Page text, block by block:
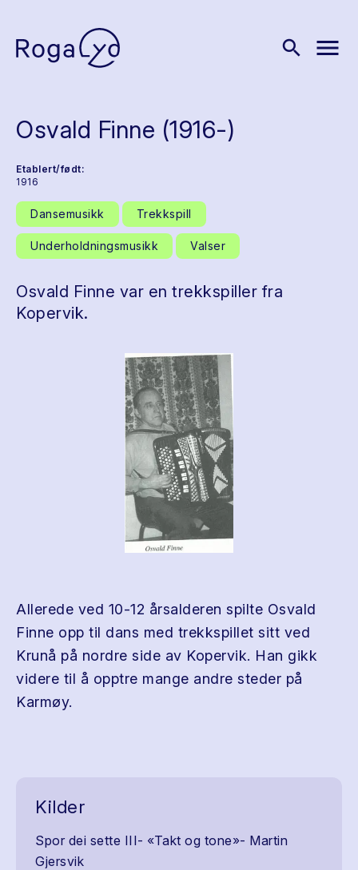
search menu
Osvald Finne (1916-)
Etablert/født:
1916
Dansemusikk Trekkspill
Underholdningsmusikk Valser
Osvald Finne var en trekkspiller fra
Kopervik.
Allerede ved 10-12 årsalderen spilte Osvald
Finne opp til dans med trekkspillet sitt ved
Krunå på nordre side av Kopervik. Han gikk
videre til å opptre mange andre steder på
Karmøy.
Kilder
Spor dei sette III- «Takt og tone»- Martin
Gjersvik